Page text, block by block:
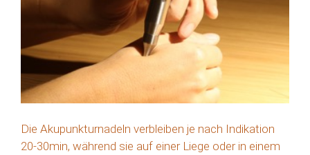
Die Akupunkturnadeln verbleiben je nach Indikation
20-30min, während sie auf einer Liege oder in einem